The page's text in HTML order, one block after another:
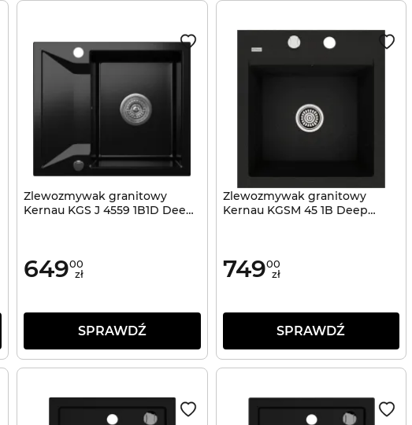
Zlewozmywak granitowy
Kernau KGS J 4559 1B1D Deep
64900
zł
SPRAWDŹ
Zlewozmywak granitowy
Kernau KGSM 45 1B Deep
74900
zł
SPRAWDŹ